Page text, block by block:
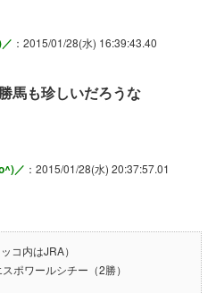
：2015/01/28(水) 16:39:43.40
馬も珍しいだろうな
／ ：2015/01/28(水) 20:37:57.01
コ内はJRA）
ポワールシチー（2勝）